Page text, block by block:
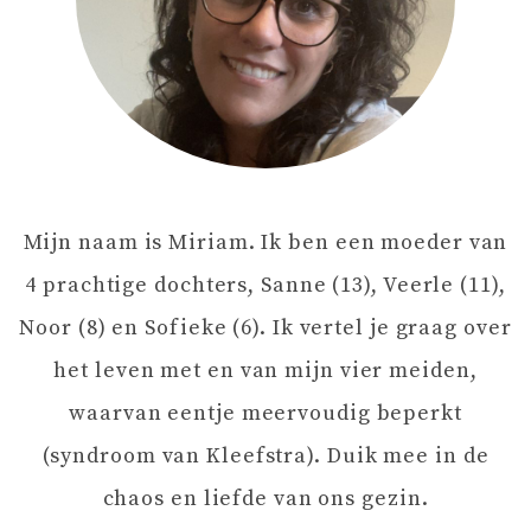
I
G
T
Mijn naam is Miriam. Ik ben een moeder van
4 prachtige dochters, Sanne (13), Veerle (11),
Noor (8) en Sofieke (6). Ik vertel je graag over
het leven met en van mijn vier meiden,
waarvan eentje meervoudig beperkt
(syndroom van Kleefstra). Duik mee in de
chaos en liefde van ons gezin.